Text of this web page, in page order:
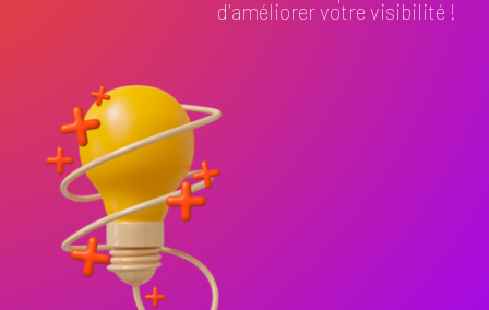
d'améliorer votre visibilité !